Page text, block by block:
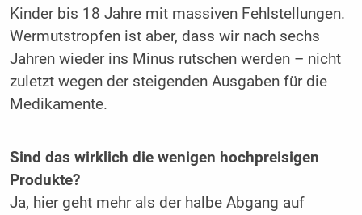
Kinder bis 18 Jahre mit massiven Fehlstellungen.
Wermutstropfen ist aber, dass wir nach sechs
Jahren wieder ins Minus rutschen werden – nicht
zuletzt wegen der steigenden Ausgaben für die
Medikamente.
Sind das wirklich die wenigen hochpreisigen
Produkte?
Ja, hier geht mehr als der halbe Abgang auf